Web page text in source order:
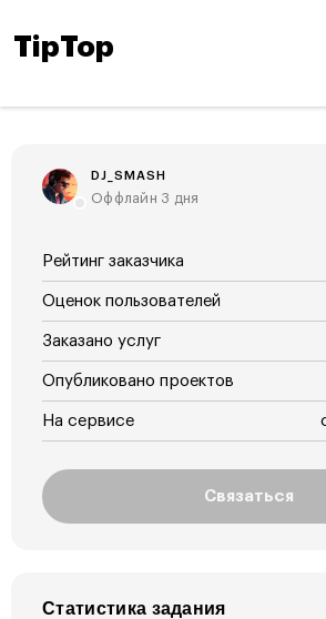
TipTop
DJ_SMASH
Оффлайн 3 дня
Рейтинг заказчика
Оценок пользователей
Заказано услуг
Опубликовано проектов
На сервисе
Связаться
Статистика задания